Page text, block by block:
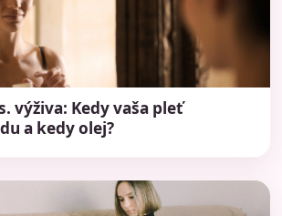
výživa: Kedy vaša pleť
a kedy olej?